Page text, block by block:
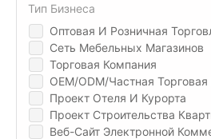
Оптовая И Розничная
Сеть Мебельных Магазинов
Торговая Компания
OEM/ODM/Частная
Проект Отеля И Курорта
Проект Строительства
Веб-Сайт Электронной
Тип Бизнеса